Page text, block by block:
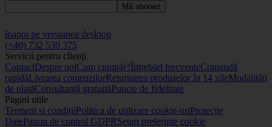
Mă abonez
înapoi pe versiunea desktop
(+40) 732 530 375
Servicii pentru clienți
ContactDespre noiCum cumpăr?Întrebări frecventeComandă
rapidăLivrarea comenzilorReturnarea produselor în 14 zileModalități
de platăConsultanță gratuităPuncte de fidelitate
Pagini utile
Termeni și condițiiPolitica de utilizare cookie-uriProtecție
DatePanou de control GDPRSetari preferinte cookie